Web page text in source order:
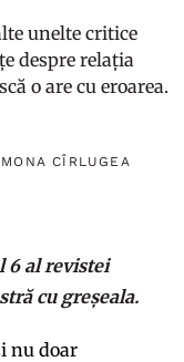
unelte critice
despre relația
o are cu eroarea.
CÎRLUGEA
6 al revistei
cu greșeala.
nu doar